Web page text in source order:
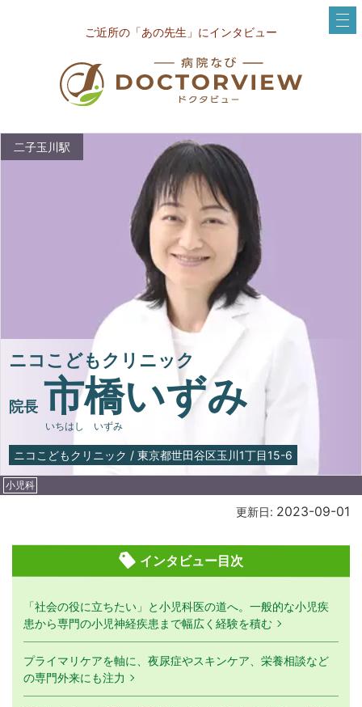
ご近所の「あの先生」にインタビュー
二子玉川駅
ニコこどもクリニック
院長 市橋いずみ
いちはし いずみ
ニコこどもクリニック / 東京都世田谷区玉川1丁目15-6
小児科
更新日: 2023-09-01
インタビュー目次
「社会の役に立ちたい」と小児科医の道へ。一般的な小児疾
患から専門の小児神経疾患まで幅広く経験を積む
プライマリケアを軸に、夜尿症やスキンケア、栄養相談など
の専門外来にも注力